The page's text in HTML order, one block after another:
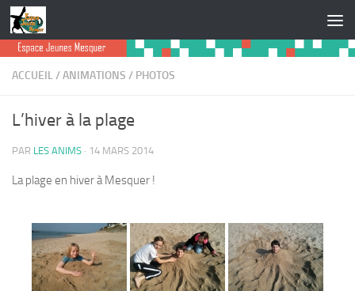
Skip to content
ACCUEIL/ANIMATIONS / PHOTOS
L’hiver à la plage
PAR LES ANIMS · 14 MARS 2014
La plage en hiver à Mesquer !